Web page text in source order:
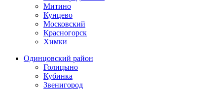
Митино
Кунцево
Московский
Красногорск
Химки
Одинцовский район
Голицыно
Кубинка
Звенигород